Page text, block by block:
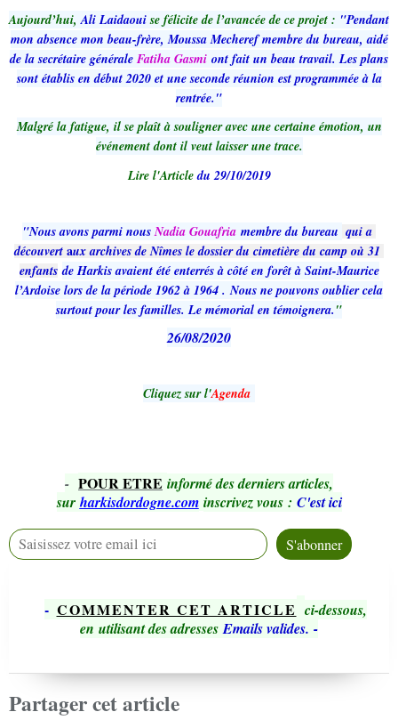
Aujourd’hui, Ali Laidaoui se félicite de l’avancée de ce projet : "Pendant
mon absence mon beau-frère, Moussa Mecheref membre du bureau, aidé
de la secrétaire générale Fatiha Gasmi ont fait un beau travail. Les plans
sont établis en début 2020 et une seconde réunion est programmée à la
rentrée."
Malgré la fatigue, il se plaît à souligner avec une certaine émotion, un
événement dont il veut laisser une trace.
Lire l'Articledu 29/10/2019
"Nous avons parmi nousNadia Gouafria membre du bureau qui a
découvert aux archives de Nîmes le dossier du cimetière du camp où 31
enfants deHarkis avaient été enterrés à côté en forêt à Saint-Maurice
l’Ardoise lors de la période 1962 à 1964 . Nous ne pouvons oublier cela
surtout pour les familles. Le mémorial en témoignera. "
26/08/2020
Cliquez sur l'Agenda
- POUR ETRE informé des derniers articles,
sur harkisdordogne.com inscrivez vous : C'est ici
- COMMENTER CET ARTICLE ci-dessous,
en utilisant des adressesEmails valides. -
Partager cet article